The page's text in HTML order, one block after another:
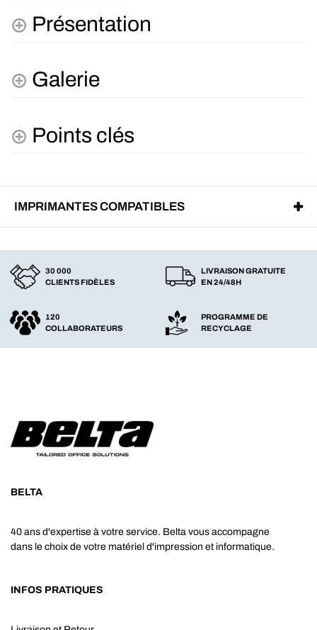
Présentation
Galerie
Points clés
IMPRIMANTES COMPATIBLES
30 000
CLIENTS FIDÈLES
LIVRAISON GRATUITE
EN 24/48H
120
COLLABORATEURS
PROGRAMME DE
RECYCLAGE
BELTA
40 ans d'expertise à votre service. Belta vous accompagne
dans le choix de votre matériel d'impression et informatique.
INFOS PRATIQUES